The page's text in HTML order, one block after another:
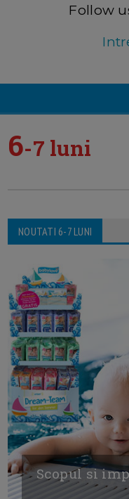
Follow
6-7 luni
NOUTATI 6-7 LUNI
Scopul si